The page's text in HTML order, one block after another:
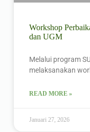
Workshop
dan UGM
Melalui program
melaksanakan
READ MORE »
Januari 27, 2026